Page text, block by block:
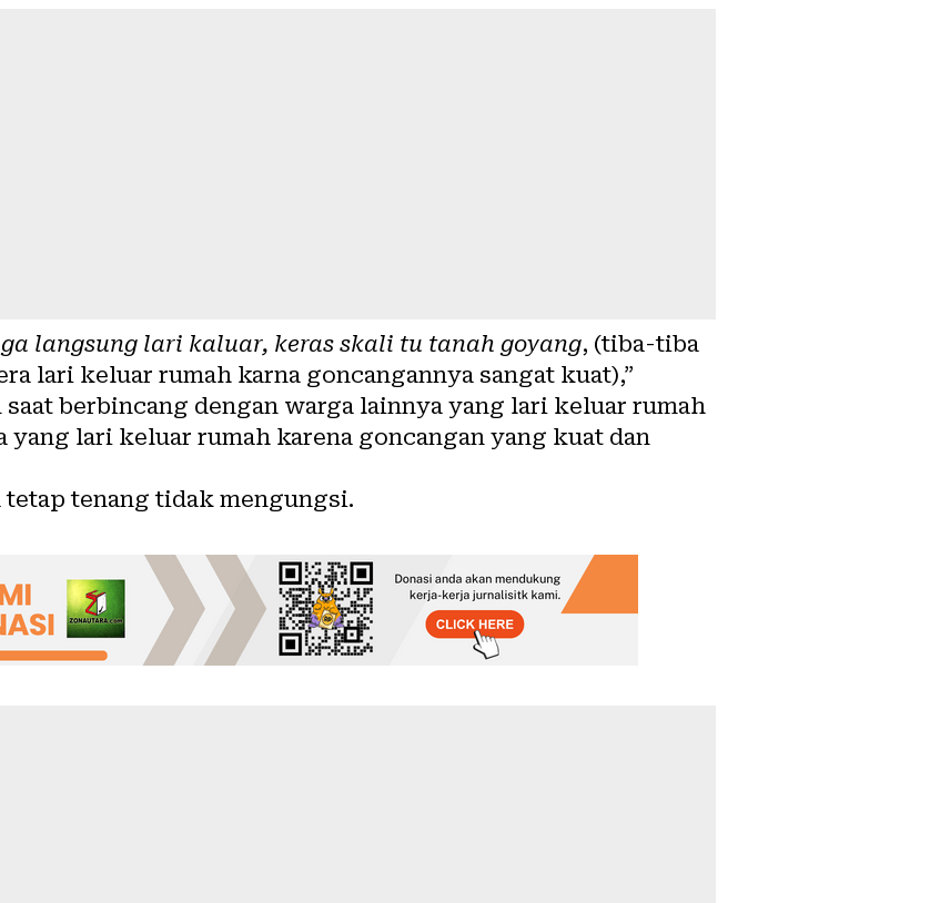
langsung lari kaluar, keras skali tu tanah goyang, (tiba-tiba
lari keluar rumah karna goncangannya sangat kuat),”
berbincang dengan warga lainnya yang lari keluar rumah
yang lari keluar rumah karena goncangan yang kuat dan
tenang tidak mengungsi.